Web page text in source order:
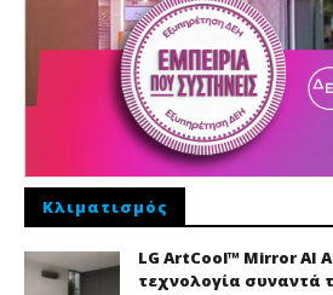
Κλιματισμός
LG ArtCool™ Mirror AI
τεχνολογία συναντά